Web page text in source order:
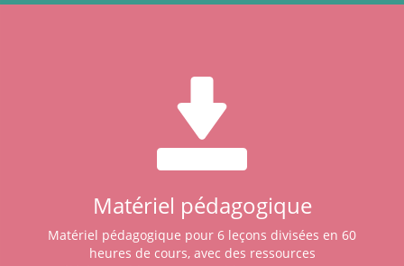
Matériel pédagogique
Matériel pédagogique pour 6 leçons divisées en 60
heures de cours, avec des ressources